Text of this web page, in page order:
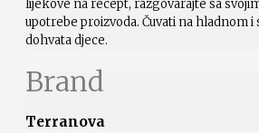
lijekove na recept, razgovarajte sa
upotrebe proizvoda. Čuvati na hladnom i
dohvata djece.
Brand
Terranova